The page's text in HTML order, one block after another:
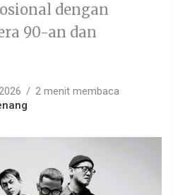
dengan
90-an dan
2 menit membaca